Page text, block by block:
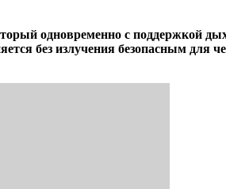
одновременно с поддержкой
без излучения безопасным для